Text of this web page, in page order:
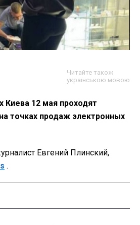
Читайте також
українською мовою
Киева 12 мая проходят
точках продаж электронных
Евгений Плинский,
.